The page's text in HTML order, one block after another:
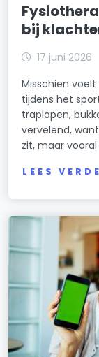
bij
17 juni 2026
Misschien
tijdens het
traplopen,
vervelend,
zit, maar
LEES